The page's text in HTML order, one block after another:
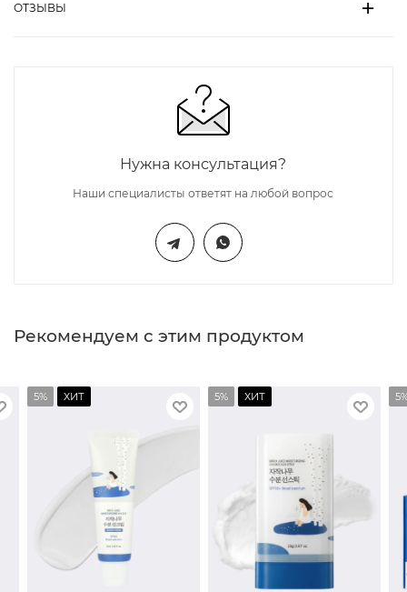
ОТЗЫВЫ
Нужна консультация?
Наши специалисты ответят на любой вопрос
Рекомендуем с этим продуктом
5% ХИТ 5% ХИТ